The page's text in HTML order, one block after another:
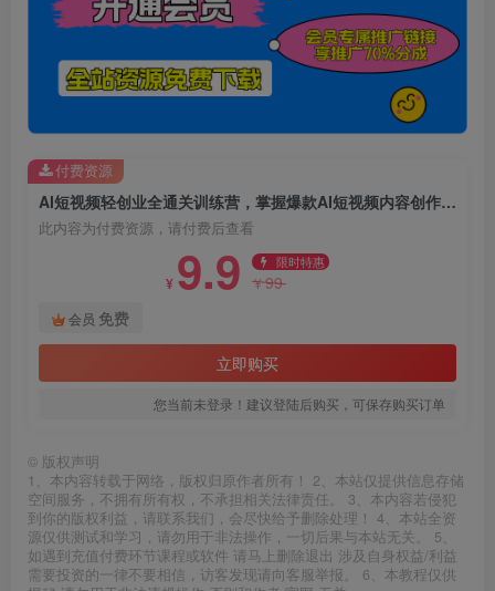
AI短视频轻创业全通关训练营，掌握爆款AI短视频内容创作，从入门新手到平稳变现的六维跃迁
此内容为付费资源，请付费后查看
¥ 9.9 限时特惠
¥99
会员 免费
立即购买
您当前未登录！建议登陆后购买，可保存购买订单
付费资源
© 版权声明
1、本内容转载于网络，版权归原作者所有！ 2、本站仅提供信息存储
空间服务，不拥有所有权，不承担相关法律责任。 3、本内容若侵犯
到你的版权利益，请联系我们，会尽快给予删除处理！ 4、本站全资
源仅供测试和学习，请勿用于非法操作，一切后果与本站无关。 5、
如遇到充值付费环节课程或软件 请马上删除退出 涉及自身权益/利益
需要投资的一律不要相信，访客发现请向客服举报。 6、本教程仅供